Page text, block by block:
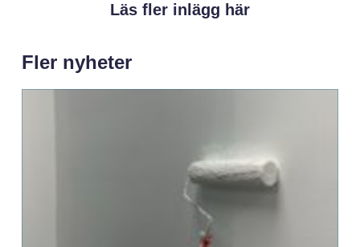
Läs fler inlägg här
Fler nyheter